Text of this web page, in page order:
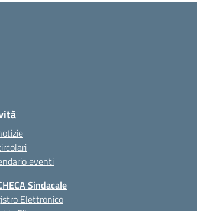
eventi
Sindacale
Elettronico